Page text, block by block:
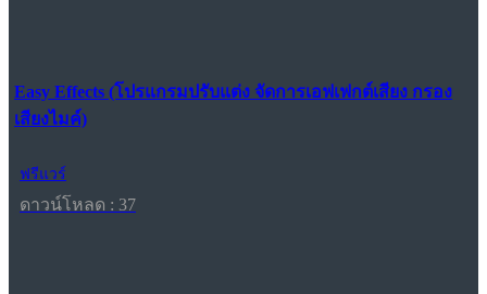
Easy Effects (โปรแกรมปรับแต่ง จัดการเอฟเฟกต์เสียง กรอง
เสียงไมค์)
ฟรีแวร์
ดาวน์โหลด : 37